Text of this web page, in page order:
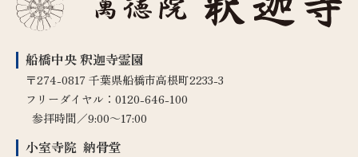
船橋中央 釈迦寺霊園
〒274-0817 千葉県船橋市高根町2233-3
フリーダイヤル： 0120-646-100
参拝時間／9:00～17:00
小室寺院 納骨堂